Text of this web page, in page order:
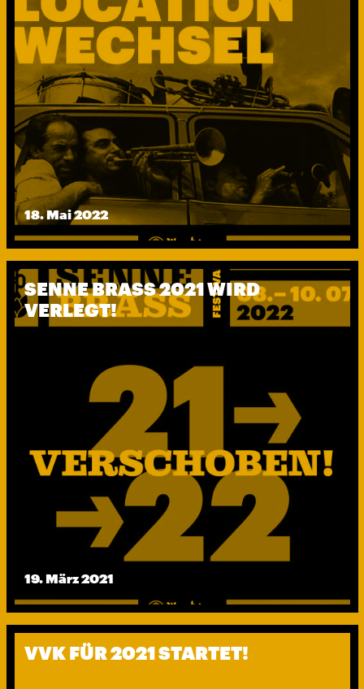
18. Mai 2022
SENNE BRASS 2021 WIRD
VERLEGT!
19. März 2021
VVK FÜR 2021 STARTET!